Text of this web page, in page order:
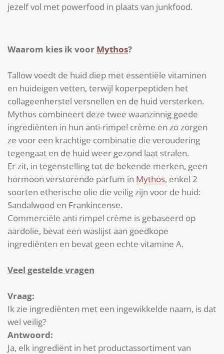
jezelf vol met powerfood in plaats van junkfood.
Waarom kies ik voor Mythos?
Tallow voedt de huid diep met essentiële vitaminen
en huideigen vetten, terwijl koperpeptiden het
collageenherstel versnellen en de huid versterken.
Mythos combineert deze twee waanzinnig goede
ingrediënten in hun anti-rimpel crème en zo zorgen
ze voor een krachtige combinatie die veroudering
tegengaat en de huid weer gezond laat stralen.
Er zit, in tegenstelling tot de bekende merken, geen
hormoon verstorende parfum in Mythos, enkel 2
soorten etherische olie die veilig zijn voor de huid:
Sandalwood en Frankincense.
Commerciële anti rimpel crème is gebaseerd op
aardolie, bevat een waslijst aan goedkope
ingrediënten en bevat geen echte vitamine A.
Veel gestelde vragen
Vraag:
Ik zie ingrediënten met een ingewikkelde naam, is dat
wel veilig?
Antwoord:
Ja, elk ingrediënt in het productassortiment van